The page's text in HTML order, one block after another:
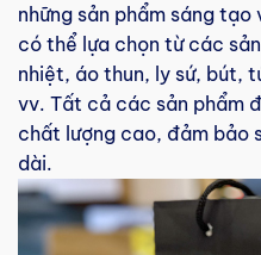
những sản phẩm sáng
có thể lựa chọn từ các
nhiệt, áo thun, ly sứ, bút,
vv. Tất cả các sản phẩm
chất lượng cao, đảm bảo
dài.